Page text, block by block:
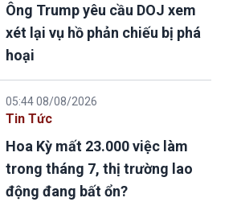
Ông Trump yêu cầu DOJ xem
xét lại vụ hồ phản chiếu bị phá
hoại
05:44 08/08/2026
Tin Tức
Hoa Kỳ mất 23.000 việc làm
trong tháng 7, thị trường lao
động đang bất ổn?